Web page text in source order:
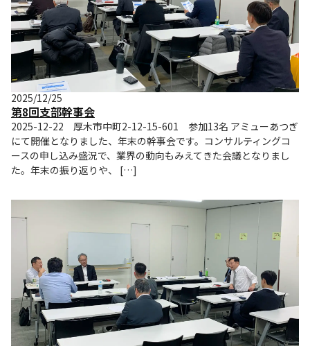
2025/12/25
第8回支部幹事会
2025-12-22 厚木市中町2-12-15-601 参加13名 アミューあつぎ
にて開催となりました、年末の幹事会です。コンサルティングコ
ースの申し込み盛況で、業界の動向もみえてきた会議となりまし
た。年末の振り返りや、 […]